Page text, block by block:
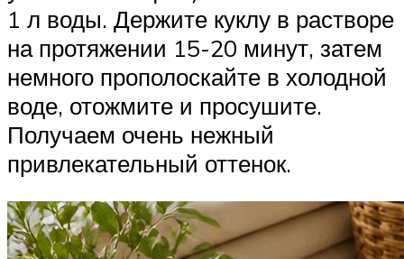
1 л воды. Держите куклу в растворе
на протяжении 15-20 минут, затем
немного прополоскайте в холодной
воде, отожмите и просушите.
Получаем очень нежный
привлекательный оттенок.